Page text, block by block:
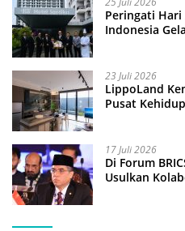
Peringati Hari
Indonesia
23 Juli 2026
LippoLand
Pusat
17 Juli 2026
Di Forum
Usulkan